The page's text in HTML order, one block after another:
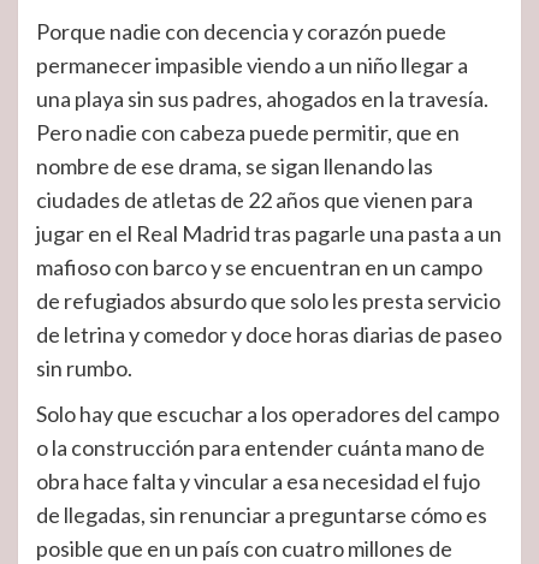
Porque nadie con decencia y corazón puede
permanecer impasible viendo a un niño llegar a
una playa sin sus padres, ahogados en la travesía.
Pero nadie con cabeza puede permitir, que en
nombre de ese drama, se sigan llenando las
ciudades de atletas de 22 años que vienen para
jugar en el Real Madrid tras pagarle una pasta a un
mafioso con barco y se encuentran en un campo
de refugiados absurdo que solo les presta servicio
de letrina y comedor y doce horas diarias de paseo
sin rumbo.
Solo hay que escuchar a los operadores del campo
o la construcción para entender cuánta mano de
obra hace falta y vincular a esa necesidad el fujo
de llegadas, sin renunciar a preguntarse cómo es
posible que en un país con cuatro millones de